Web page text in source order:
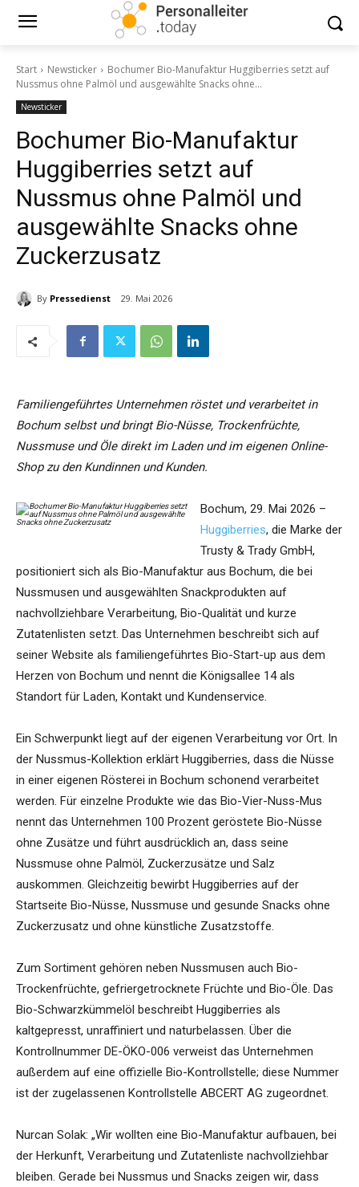
Start Newsticker
Bochumer Bio-Manufaktur Huggiberries setzt auf
Nussmus ohne Palmöl und ausgewählte Snacks ohne...
Newsticker
Bochumer Bio-Manufaktur
Huggiberries setzt auf
Nussmus ohne Palmöl und
ausgewählte Snacks ohne
Zuckerzusatz
By Pressedienst 29. Mai 2026
Familiengeführtes Unternehmen röstet und verarbeitet in
Bochum selbst und bringt Bio-Nüsse, Trockenfrüchte,
Nussmuse und Öle direkt im Laden und im eigenen Online-
Shop zu den Kundinnen und Kunden.
Bochum, 29. Mai 2026 –
Huggiberries, die Marke der
Trusty & Trady GmbH,
positioniert sich als Bio-Manufaktur aus Bochum, die bei
Nussmusen und ausgewählten Snackprodukten auf
nachvollziehbare Verarbeitung, Bio-Qualität und kurze
Zutatenlisten setzt. Das Unternehmen beschreibt sich auf
seiner Website als familiengeführtes Bio-Start-up aus dem
Herzen von Bochum und nennt die Königsallee 14 als
Standort für Laden, Kontakt und Kundenservice.
Ein Schwerpunkt liegt auf der eigenen Verarbeitung vor Ort. In
der Nussmus-Kollektion erklärt Huggiberries, dass die Nüsse
in einer eigenen Rösterei in Bochum schonend verarbeitet
werden. Für einzelne Produkte wie das Bio-Vier-Nuss-Mus
nennt das Unternehmen 100 Prozent geröstete Bio-Nüsse
ohne Zusätze und führt ausdrücklich an, dass seine
Nussmuse ohne Palmöl, Zuckerzusätze und Salz
auskommen. Gleichzeitig bewirbt Huggiberries auf der
Startseite Bio-Nüsse, Nussmuse und gesunde Snacks ohne
Zuckerzusatz und ohne künstliche Zusatzstoffe.
Zum Sortiment gehören neben Nussmusen auch Bio-
Trockenfrüchte, gefriergetrocknete Früchte und Bio-Öle. Das
Bio-Schwarzkümmelöl beschreibt Huggiberries als
kaltgepresst, unraffiniert und naturbelassen. Über die
Kontrollnummer DE-ÖKO-006 verweist das Unternehmen
außerdem auf eine offizielle Bio-Kontrollstelle; diese Nummer
ist der zugelassenen Kontrollstelle ABCERT AG zugeordnet.
Nurcan Solak: „Wir wollten eine Bio-Manufaktur aufbauen, bei
der Herkunft, Verarbeitung und Zutatenliste nachvollziehbar
bleiben. Gerade bei Nussmus und Snacks zeigen wir, dass